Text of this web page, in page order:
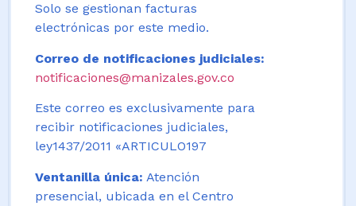
Solo se gestionan facturas
electrónicas por este medio.
Correo de notificaciones judiciales:
notificaciones@manizales.gov.co
Este correo es exclusivamente para
recibir notificaciones judiciales,
ley1437/2011 «ARTICULO197
Ventanilla única: Atención
presencial, ubicada en el Centro